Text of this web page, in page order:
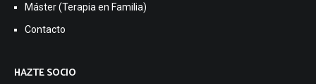
Máster (Terapia en Familia)
Contacto
HAZTE SOCIO